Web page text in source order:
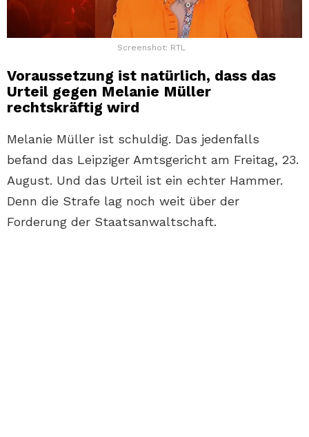
Screenshot: RTL
Voraussetzung ist natürlich, dass das
Urteil gegen Melanie Müller
rechtskräftig wird
Melanie Müller ist schuldig. Das jedenfalls
befand das Leipziger Amtsgericht am Freitag, 23.
August. Und das Urteil ist ein echter Hammer.
Denn die Strafe lag noch weit über der
Forderung der Staatsanwaltschaft.